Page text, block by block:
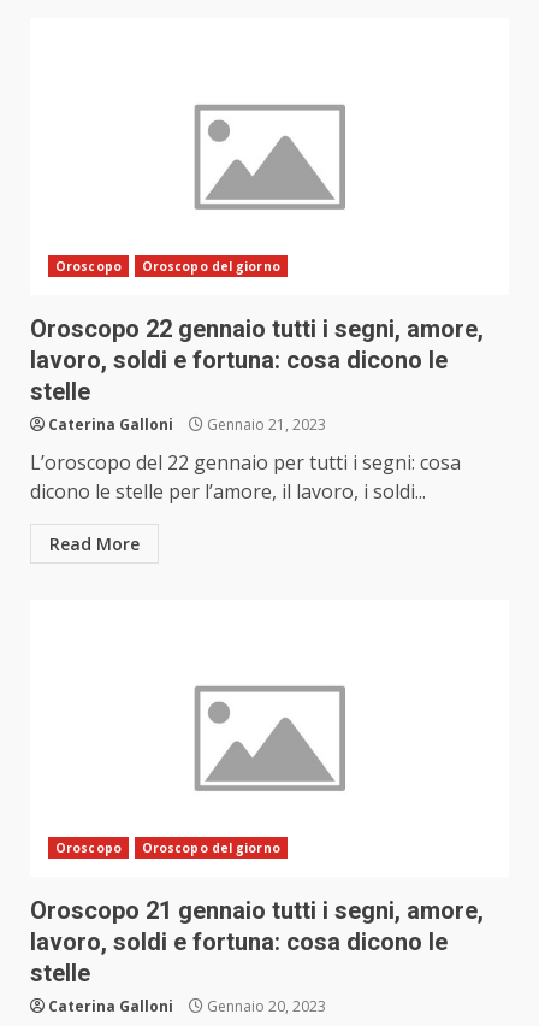
Oroscopo Oroscopo del giorno
Oroscopo 22 gennaio tutti i segni, amore,
lavoro, soldi e fortuna: cosa dicono le
stelle
Caterina Galloni Gennaio 21, 2023
L’oroscopo del 22 gennaio per tutti i segni: cosa
dicono le stelle per l’amore, il lavoro, i soldi...
Read More
Oroscopo Oroscopo del giorno
Oroscopo 21 gennaio tutti i segni, amore,
lavoro, soldi e fortuna: cosa dicono le
stelle
Caterina Galloni Gennaio 20, 2023